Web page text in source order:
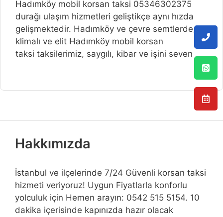
Hadımköy mobil korsan taksi 05346302375
durağı ulaşım hizmetleri geliştikçe aynı hızda
gelişmektedir. Hadımköy ve çevre semtlerde,
klimalı ve elit Hadımköy mobil korsan
taksi taksilerimiz, saygılı, kibar ve işini seven
Hakkımızda
İstanbul ve ilçelerinde 7/24 Güvenli korsan taksi
hizmeti veriyoruz! Uygun Fiyatlarla konforlu
yolculuk için Hemen arayın: 0542 515 5154. 10
dakika içerisinde kapınızda hazır olacak